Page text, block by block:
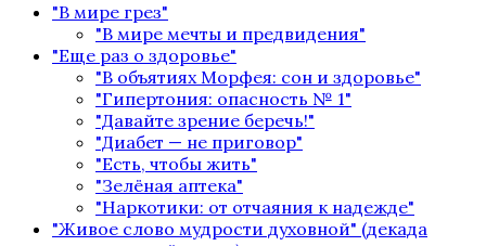
"В мире грез"
"В мире мечты и предвидения"
"Еще раз о здоровье"
"В объятиях Морфея: сон и здоровье"
"Гипертония: опасность № 1"
"Давайте зрение беречь!"
"Диабет — не приговор"
"Есть, чтобы жить"
"Зелёная аптека"
"Наркотики: от отчаяния к надежде"
"Живое слово мудрости духовной" (декада